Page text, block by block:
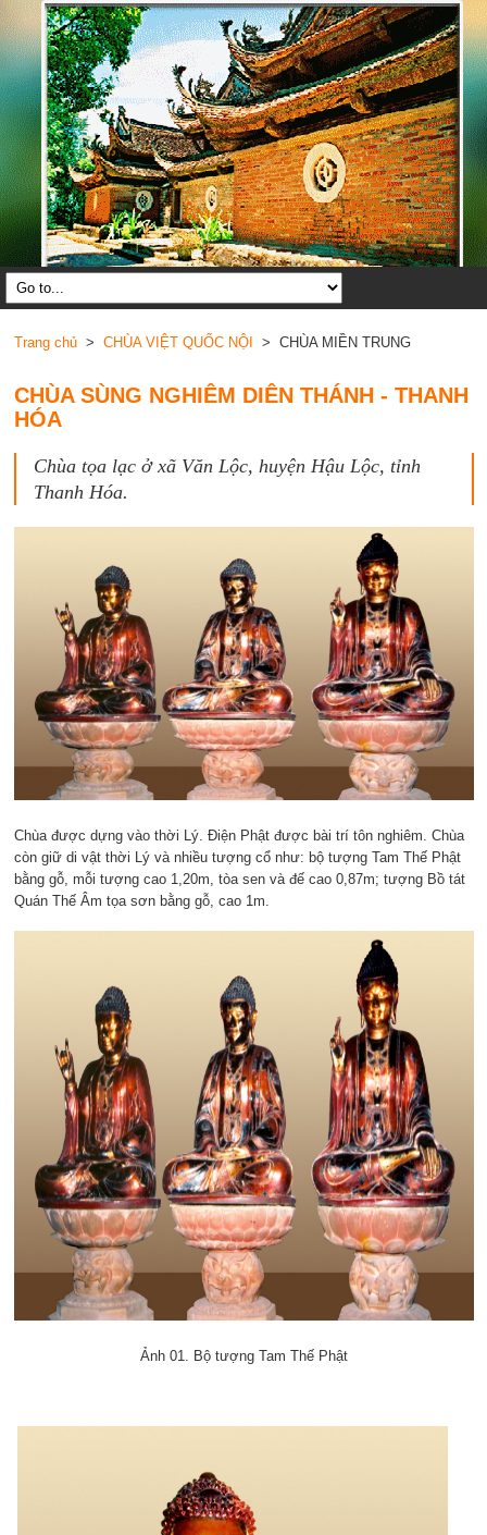
Trang chủ> CHÙA VIỆT QUỐC NỘI > CHÙA MIỀN TRUNG
CHÙA SÙNG NGHIÊM DIÊN THÁNH - THANH
HÓA
Chùa tọa lạc ở xã Văn Lộc, huyện Hậu Lộc, tỉnh
Thanh Hóa.
Chùa được dựng vào thời Lý. Điện Phật được bài trí tôn nghiêm. Chùa
còn giữ di vật thời Lý và nhiều tượng cổ như: bộ tượng Tam Thế Phật
bằng gỗ, mỗi tượng cao 1,20m, tòa sen và đế cao 0,87m; tượng Bồ tát
Quán Thế Âm tọa sơn bằng gỗ, cao 1m.
Ảnh 01. Bộ tượng Tam Thế Phật